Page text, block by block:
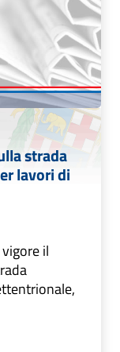
strada
lavori di
il